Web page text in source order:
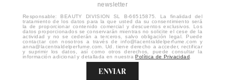
newsletter
Responsable: BEAUTY DIVISION SL B-66515875. La finalidad del
tratamiento de los datos para la que usted da su consentimiento será
la de proporcionar contenido comercial y descuentos exclusivos. Los
datos proporcionados se conservarán mientras no solicite el cese de la
actividad y no se cederán a terceros, salvo obligación legal. Puede
contactar con nosotros a través de info@lacentraldelperfume.com y
anna@lacentraldelperfume.com. Ud. tiene derecho a acceder, rectificar
y suprimir los datos, así como otros derechos, puede consultar la
información adicional y detallada en nuestraPolítica de Privacidad
ENVIAR